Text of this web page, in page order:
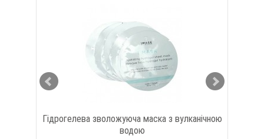
Гідрогелева зволожуюча маска з вулканічною
водою